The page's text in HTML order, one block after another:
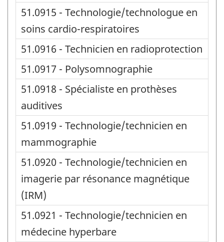
51.0915 - Technologie/technologue en
soins cardio-respiratoires
51.0916 - Technicien en radioprotection
51.0917 - Polysomnographie
51.0918 - Spécialiste en prothèses
auditives
51.0919 - Technologie/technicien en
mammographie
51.0920 - Technologie/technicien en
imagerie par résonance magnétique
(IRM)
51.0921 - Technologie/technicien en
médecine hyperbare